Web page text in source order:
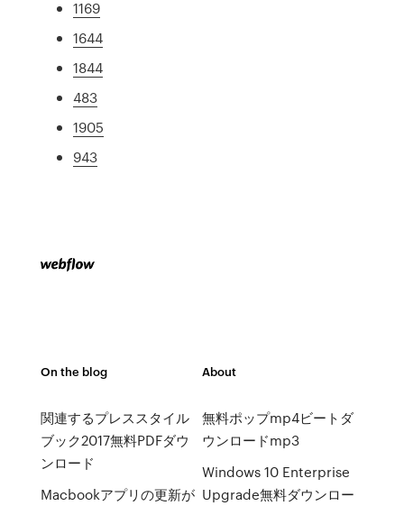
1169
1644
1844
483
1905
943
On the blog
関連するプレススタイル
ブック2017無料PDFダウ
ンロード
Macbookアプリの更新が
About
無料ポップmp4ビートダ
ウンロードmp3
Windows 10 Enterprise
Upgrade無料ダウンロー